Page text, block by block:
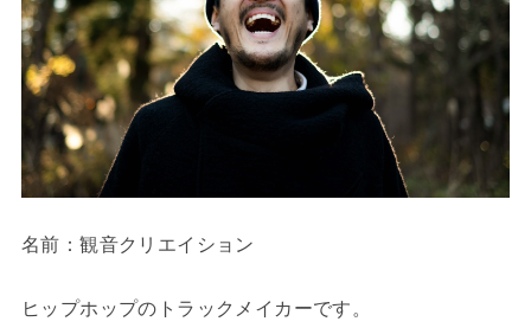
名前：観音クリエイション
ヒップホップのトラックメイカーです。